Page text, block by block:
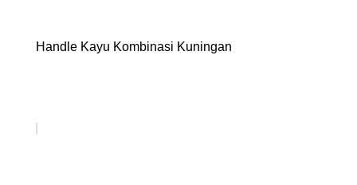
Handle Kayu Kombinasi Kuningan